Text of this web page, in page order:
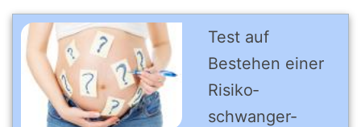
Test auf
Bestehen einer
Risiko­
schwanger­